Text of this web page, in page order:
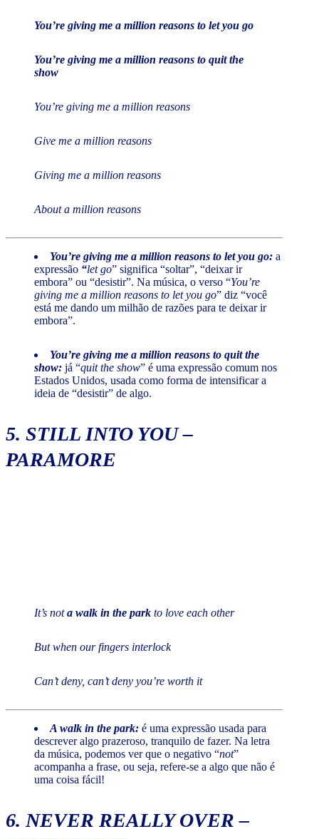
You’re giving me a million reasons to let you go
You’re giving me a million reasons to quit the
show
You’re giving me a million reasons
Give me a million reasons
Giving me a million reasons
About a million reasons
You’re giving me a million reasons to let you go: a
expressão “let go” significa “soltar”, “deixar ir
embora” ou “desistir”. Na música, o verso “You’re
giving me a million reasons to let you go” diz “você
está me dando um milhão de razões para te deixar ir
embora”.
You’re giving me a million reasons to quit the
show: já “quit the show” é uma expressão comum nos
Estados Unidos, usada como forma de intensificar a
ideia de “desistir” de algo.
5. STILL INTO YOU–
PARAMORE
It’s nota walk in the park to love each other
But when our fingers interlock
Can’t deny, can’t deny you’re worth it
A walk in the park: é uma expressão usada para
descrever algo prazeroso, tranquilo de fazer. Na letra
da música, podemos ver que o negativo “not”
acompanha a frase, ou seja, refere-se a algo que não é
uma coisa fácil!
6. NEVER REALLY OVER –